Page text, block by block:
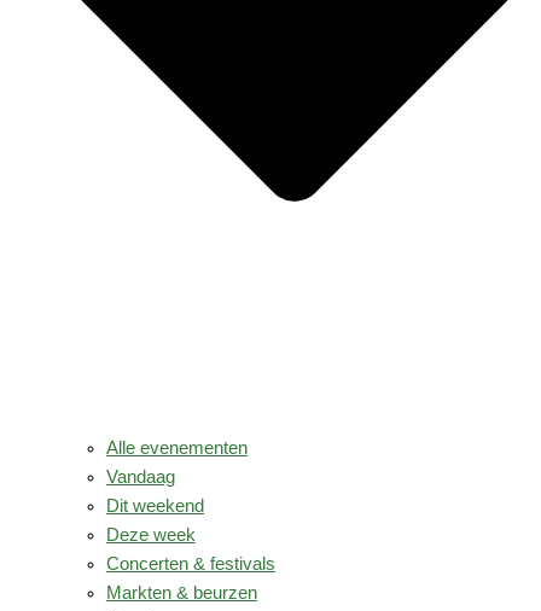
Alle evenementen
Vandaag
Dit weekend
Deze week
Concerten & festivals
Markten & beurzen